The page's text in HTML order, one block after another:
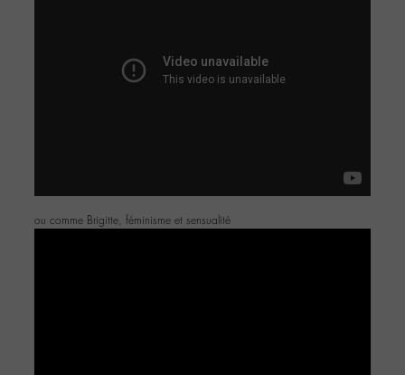
ou comme Brigitte, féminisme et sensualité